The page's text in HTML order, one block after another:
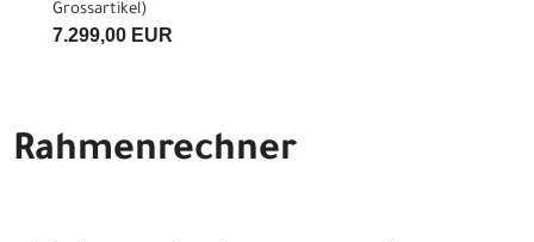
Grossartikel)
7.299,00 EUR
Rahmenrechner